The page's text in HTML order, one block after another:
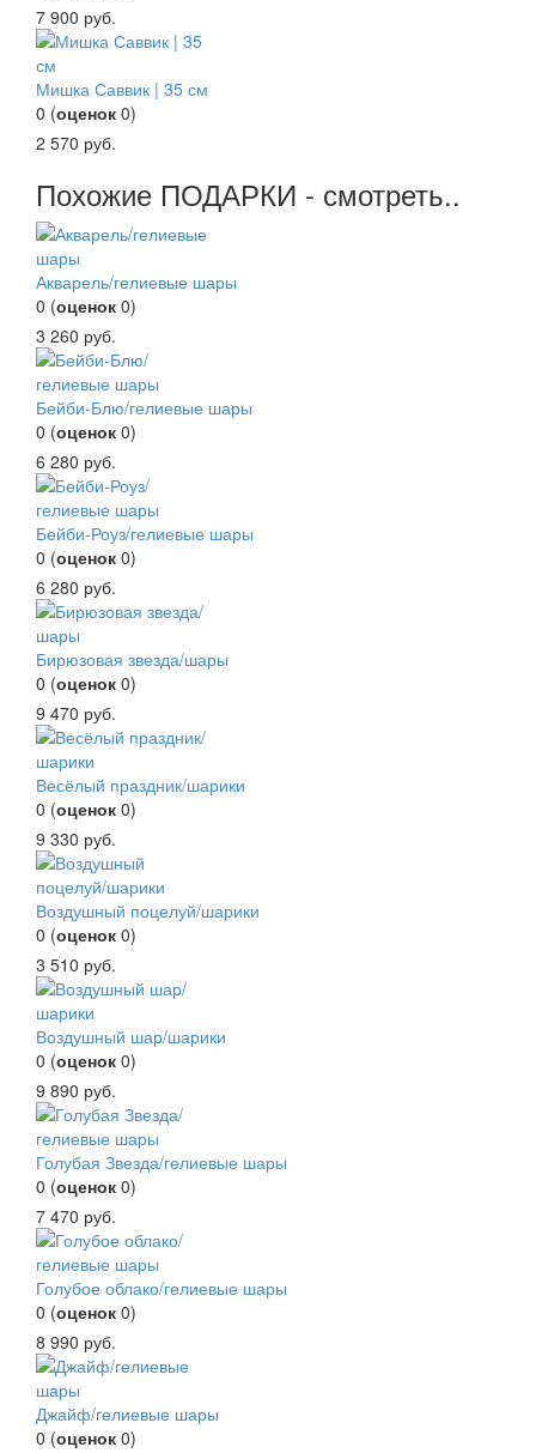
7 900 руб.
Мишка Саввик | 35 см
0 (оценок 0)
2 570 руб.
Похожие ПОДАРКИ - смотреть..
Акварель/гелиевые шары
0 (оценок 0)
3 260 руб.
Бейби-Блю/гелиевые шары
0 (оценок 0)
6 280 руб.
Бейби-Роуз/гелиевые шары
0 (оценок 0)
6 280 руб.
Бирюзовая звезда/шары
0 (оценок 0)
9 470 руб.
Весёлый праздник/шарики
0 (оценок 0)
9 330 руб.
Воздушный поцелуй/шарики
0 (оценок 0)
3 510 руб.
Воздушный шар/шарики
0 (оценок 0)
9 890 руб.
Голубая Звезда/гелиевые шары
0 (оценок 0)
7 470 руб.
Голубое облако/гелиевые шары
0 (оценок 0)
8 990 руб.
Джайф/гелиевые шары
0 (оценок 0)